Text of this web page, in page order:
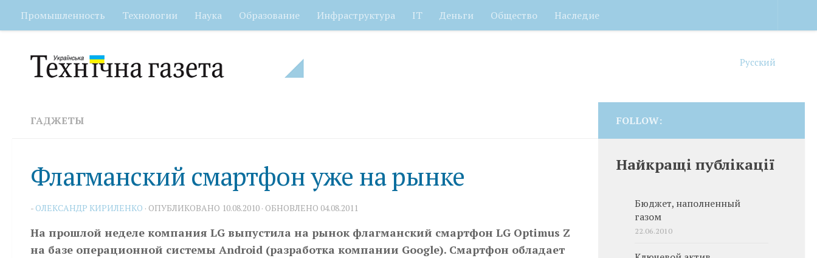
Перейти к содержимому
Промышленность Технологии Наука Образование Инфраструктура IT Деньги Общество Наследие
Русский
ГАДЖЕТЫ
Флагманский смартфон уже на рынке
- ОЛЕКСАНДР КИРИЛЕНКО · ОПУБЛИКОВАНО 10.08.2010 · ОБНОВЛЕНО 04.08.2011
На прошлой неделе компания LG выпустила на рынок флагманский смартфон LG Optimus Z
на базе операционной системы Android (разработка компании Google). Смартфон обладает
FOLLOW:
Найкращі публікації
Бюджет, наполненный
газом
22.06.2010